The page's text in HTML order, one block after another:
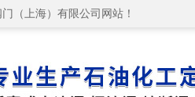
（上海）有限公司网站！